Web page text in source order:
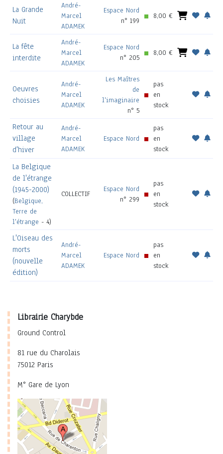
La Grande
Nuit
André-
Marcel
ADAMEK
Espace Nord
n° 199
8,00 €
La fête
interdite
André-
Marcel
ADAMEK
Espace Nord
n° 205
8,00 €
Oeuvres
choisies
André-
Marcel
ADAMEK
Les Maîtres
de
l'imaginaire
n° 5
pas
en
stock
Retour au
village
d'hiver
André-
Marcel
ADAMEK
Espace Nord
pas
en
stock
La Belgique
de l'étrange
(1945-2000)
(Belgique,
Terre de
l'étrange - 4)
COLLECTIF
Espace Nord
n° 299
pas
en
stock
L'Oiseau des
morts
(nouvelle
édition)
André-
Marcel
ADAMEK
Espace Nord
pas
en
stock
Librairie Charybde
Ground Control
81 rue du Charolais
75012 Paris
M° Gare de Lyon